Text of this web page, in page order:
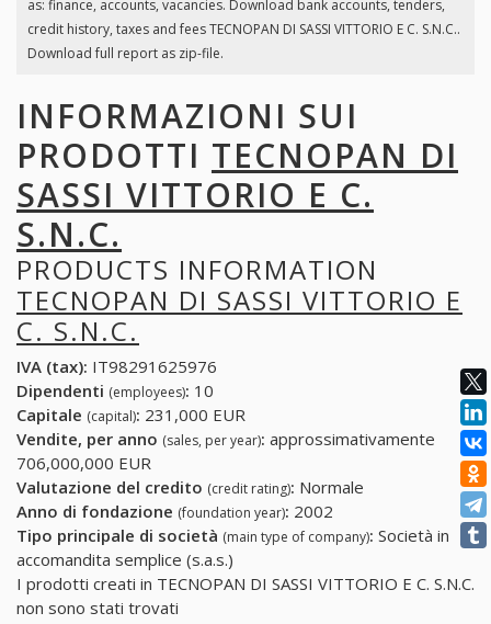
as: finance, accounts, vacancies. Download bank accounts, tenders,
credit history, taxes and fees TECNOPAN DI SASSI VITTORIO E C. S.N.C..
Download full report as zip-file.
INFORMAZIONI SUI
PRODOTTI TECNOPAN DI
SASSI VITTORIO E C.
S.N.C.
PRODUCTS INFORMATION
TECNOPAN DI SASSI VITTORIO E
C. S.N.C.
IVA (tax): IT98291625976
Dipendenti (employees): 10
Capitale (capital): 231,000 EUR
Vendite, per anno (sales, per year): approssimativamente
706,000,000 EUR
Valutazione del credito (credit rating): Normale
Anno di fondazione (foundation year): 2002
Tipo principale di società (main type of company): Società in
accomandita semplice (s.a.s.)
I prodotti creati in TECNOPAN DI SASSI VITTORIO E C. S.N.C.
non sono stati trovati